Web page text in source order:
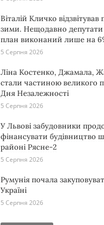
Віталій Кличко відзвітував
зими. Нещодавно
план виконаний лише на
5 Серпня 2026
Ліна Костенко, Джамала,
стали частиною великого
Дня Незалежності
5 Серпня 2026
У Львові забудовники
фінансувати будівництво
районі Рясне-2
5 Серпня 2026
Румунія почала
Україні
5 Серпня 2026